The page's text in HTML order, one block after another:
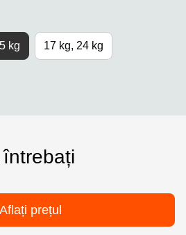
kg 17 kg, 24 kg
Aflați prețul